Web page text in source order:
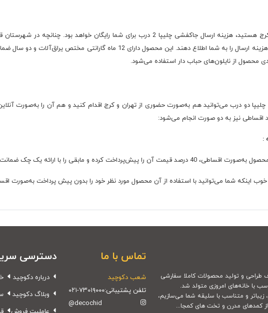
هستید، هزینه ارسال جاکفشی چلیپا 2 درب
برای شما رایگان خواهد بود. چنانچه در
تماس کارشناسان ما باشید تا هزینه ارسال را به شما اطلاع دهند. این
محصول از نایلون‌های حباب دار استفاده می‌شود.
چلیپا دو درب می‌توانید هم به‌صورت حضوری از تهران و کرج اقدام کنید و هم آن را به‌صورت
اقساطی نیز به دو صورت انجام می‌شود:
مابقی را با ارائه یک چک ضمانت در 24 ماه به‌صورت اقساطی پرداخت کنید.
شما می‌توانید با استفاده از آن محصول مورد نظر خود را بدون پیش پرداخت به‌صورت اقساطی در طی 4 قسط و با کارمزد
با خانه‌های امروزی متولد شد.
زیباتر و متناسب با سلیقه شما می‌سازیم،
از کمدهای مدرن و تخت های کمجا...
تماس با ما
شعب دکوچید
تلفن پشتیبانی:۰۲۱-۷۳۰۱۹۰۰۰
@decochid
دسترسی
درباره دکوچید
وبلاگ دکوچید